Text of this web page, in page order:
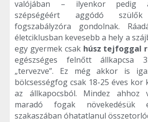
valójában – ilyenkor pedig
szépségéért aggódó
fogszabályzóra gondolnak.
életciklusban kevesebb a hely a
egy gyermek csak húsz tejfoggal
egészséges felnőtt állkapcsa
„tervezve”. Ez még akkor is
bölcsességfog csak 18-25 éves
az állkapocsból. Mindez ahhoz
maradó fogak növekedésük
szakaszában óhatatlanul